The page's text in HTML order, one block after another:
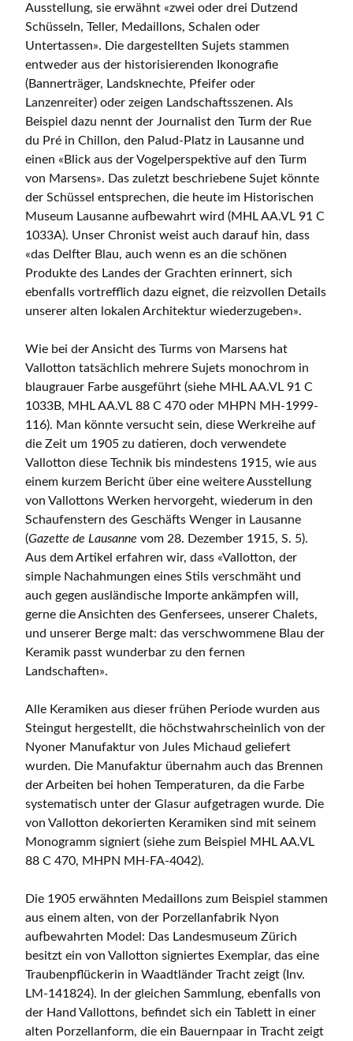
Ausstellung, sie erwähnt «zwei oder drei Dutzend
Schüsseln, Teller, Medaillons, Schalen oder
Untertassen». Die dargestellten Sujets stammen
entweder aus der historisierenden Ikonografie
(Bannerträger, Landsknechte, Pfeifer oder
Lanzenreiter) oder zeigen Landschaftsszenen. Als
Beispiel dazu nennt der Journalist den Turm der Rue
du Pré in Chillon, den Palud-Platz in Lausanne und
einen «Blick aus der Vogelperspektive auf den Turm
von Marsens». Das zuletzt beschriebene Sujet könnte
der Schüssel entsprechen, die heute im Historischen
Museum Lausanne aufbewahrt wird (MHL AA.VL 91 C
1033A). Unser Chronist weist auch darauf hin, dass
«das Delfter Blau, auch wenn es an die schönen
Produkte des Landes der Grachten erinnert, sich
ebenfalls vortrefflich dazu eignet, die reizvollen Details
unserer alten lokalen Architektur wiederzugeben».
Wie bei der Ansicht des Turms von Marsens hat
Vallotton tatsächlich mehrere Sujets monochrom in
blaugrauer Farbe ausgeführt (siehe MHL AA.VL 91 C
1033B, MHL AA.VL 88 C 470 oder MHPN MH-1999-
116). Man könnte versucht sein, diese Werkreihe auf
die Zeit um 1905 zu datieren, doch verwendete
Vallotton diese Technik bis mindestens 1915, wie aus
einem kurzem Bericht über eine weitere Ausstellung
von Vallottons Werken hervorgeht, wiederum in den
Schaufenstern des Geschäfts Wenger in Lausanne
(Gazette de Lausanne vom 28. Dezember 1915, S. 5).
Aus dem Artikel erfahren wir, dass «Vallotton, der
simple Nachahmungen eines Stils verschmäht und
auch gegen ausländische Importe ankämpfen will,
gerne die Ansichten des Genfersees, unserer Chalets,
und unserer Berge malt: das verschwommene Blau der
Keramik passt wunderbar zu den fernen
Landschaften».
Alle Keramiken aus dieser frühen Periode wurden aus
Steingut hergestellt, die höchstwahrscheinlich von der
Nyoner Manufaktur von Jules Michaud geliefert
wurden. Die Manufaktur übernahm auch das Brennen
der Arbeiten bei hohen Temperaturen, da die Farbe
systematisch unter der Glasur aufgetragen wurde. Die
von Vallotton dekorierten Keramiken sind mit seinem
Monogramm signiert (siehe zum Beispiel MHL AA.VL
88 C 470, MHPN MH-FA-4042).
Die 1905 erwähnten Medaillons zum Beispiel stammen
aus einem alten, von der Porzellanfabrik Nyon
aufbewahrten Model: Das Landesmuseum Zürich
besitzt ein von Vallotton signiertes Exemplar, das eine
Traubenpflückerin in Waadtländer Tracht zeigt (Inv.
LM-141824). In der gleichen Sammlung, ebenfalls von
der Hand Vallottons, befindet sich ein Tablett in einer
alten Porzellanform, die ein Bauernpaar in Tracht zeigt